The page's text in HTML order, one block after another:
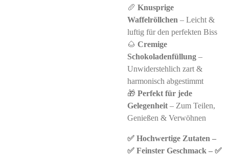
🥖 Knusprige
Waffelröllchen – Leicht &
luftig für den perfekten Biss
🌰 Cremige
Schokoladenfüllung –
Unwiderstehlich zart &
harmonisch abgestimmt
🎁 Perfekt für jede
Gelegenheit – Zum Teilen,
Genießen & Verwöhnen
✅ Hochwertige Zutaten –
✅ Feinster Geschmack – ✅